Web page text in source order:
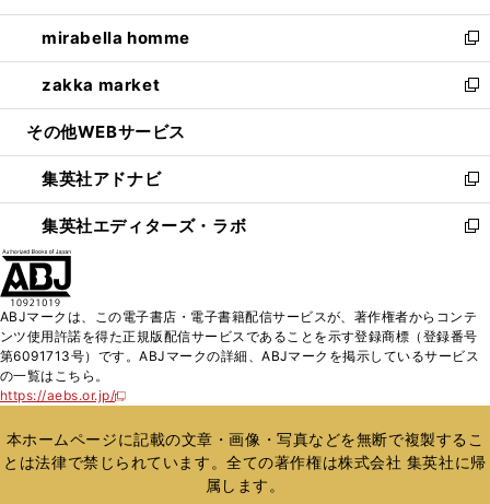
開
く
ウ
で
開
く
ン
ド
ウ
で
開
ウ
ィ
ン
ド
ウ
開
く
し
い
ウ
ィ
ン
ウ
で
開
く
mirabella homme
新
し
い
ウ
ン
ド
ウ
で
zakka market
新
し
ウ
ィ
ン
ド
く
その他WEBサービス
集英社アドナビ
新
し
い
ド
ウ
で
集英社エディターズ・ラボ
新
ィ
ン
ド
開
く
ABJマークは、この電子書店・電子書籍配信サービスが、著作権者からコンテ
ンツ使用許諾を得た正規版配信サービスであることを示す登録商標（登録番号
第6091713号）です。ABJマークの詳細、ABJマークを掲示しているサービス
の一覧はこちら。
https://aebs.or.jp/
新
い
ウ
ィ
本ホームページに記載の文章・画像・写真などを無断で複製するこ
とは法律で禁じられています。全ての著作権は株式会社 集英社に帰
属します。